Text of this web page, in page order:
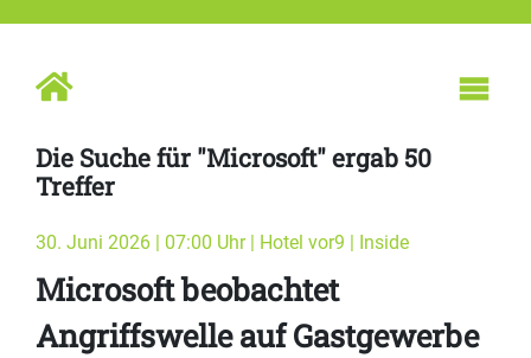
Die Suche für "Microsoft" ergab 50
Treffer
30. Juni 2026 | 07:00 Uhr | Hotel vor9 | Inside
Microsoft beobachtet
Angriffswelle auf Gastgewerbe